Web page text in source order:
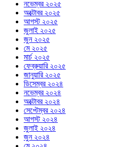
নভেম্বর ২০২৫
অক্টোবর ২০২৫
আগস্ট ২০২৫
জুলাই ২০২৫
জুন ২০২৫
মে ২০২৫
মার্চ ২০২৫
ফেব্রুয়ারি ২০২৫
জানুয়ারি ২০২৫
ডিসেম্বর ২০২৪
নভেম্বর ২০২৪
অক্টোবর ২০২৪
সেপ্টেম্বর ২০২৪
আগস্ট ২০২৪
জুলাই ২০২৪
জুন ২০২৪